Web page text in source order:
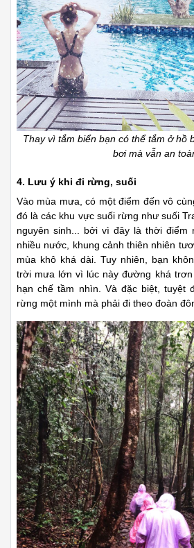
Thay vì tắm biển bạn có thể tắm ở hồ
bơi mà vẫn an
4. Lưu ý khi đi rừng, suối
Vào mùa mưa, có một điểm đến vô
đó là các khu vực suối rừng như suối
nguyên sinh... bởi vì đây là thời điểm
nhiều nước, khung cảnh thiên nhiên
mùa khô khá dài. Tuy nhiên, bạn
trời mưa lớn vì lúc này đường khá
hạn chế tầm nhìn. Và đặc biệt, tuyệt
rừng một mình mà phải đi theo đoàn